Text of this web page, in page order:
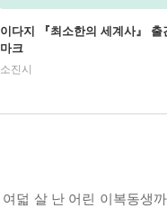
이다지 『최소한의 세계사』
마크
소진시
덟 살 난 어린 이복동